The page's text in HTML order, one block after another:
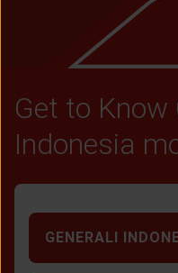
Get to Know
Indonesia
GENERALI